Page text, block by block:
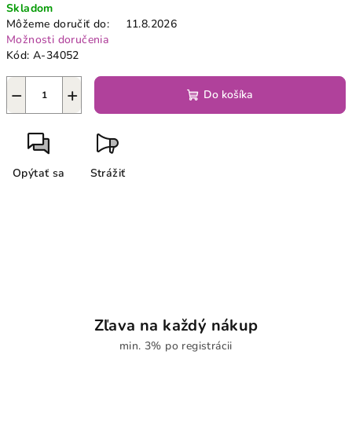
cena:
Skladom
Môžeme doručiť do:
11.8.2026
Možnosti doručenia
Kód: A-34052
+
− Do košíka
Opýtať sa Strážiť
Zľava na každý nákup
min. 3% po registrácii